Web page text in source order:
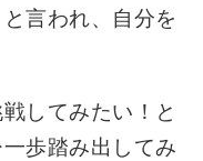
言われ、自分を
してみたい！と
歩踏み出してみ